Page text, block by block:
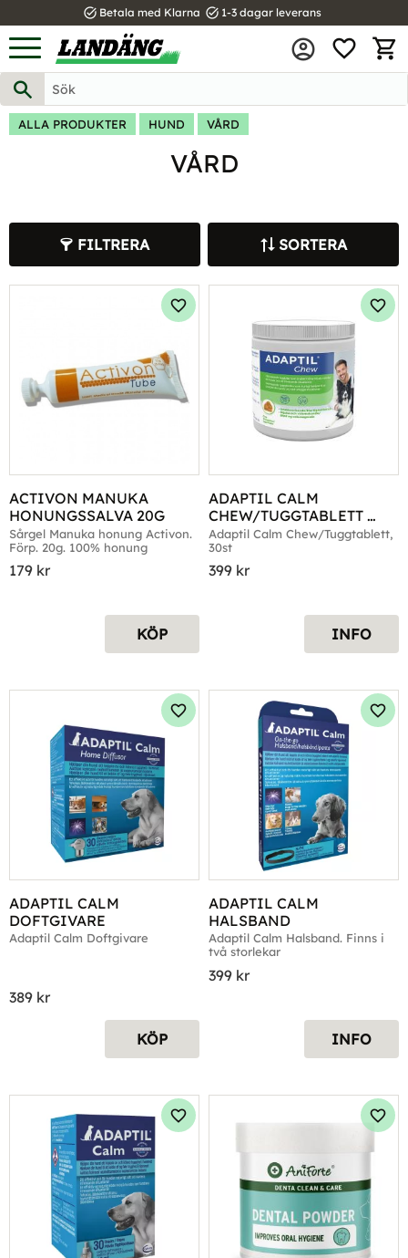
Meny
task_alt Betala med Klarna task_alt 1-3 dagar leverans
ALLA PRODUKTER HUND VÅRD
VÅRD
FILTRERA SORTERA
ACTIVON MANUKA
HONUNGSSALVA 20G
Sårgel Manuka honung Activon.
Förp. 20g. 100% honung
179 kr
Lägg till i favoriter
KÖP
ADAPTIL CALM
CHEW/TUGGTABLETT
30ST
Adaptil Calm Chew/Tuggtablett,
30st
399 kr
INFO
ADAPTIL CALM
DOFTGIVARE
Adaptil Calm Doftgivare
389 kr
Lägg till i favoriter
KÖP
ADAPTIL CALM
HALSBAND
Adaptil Calm Halsband. Finns i
två storlekar
399 kr
INFO
Lägg till i favoriter